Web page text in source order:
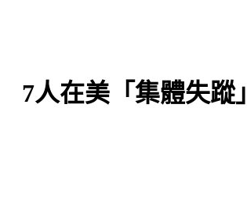
人在美「集體失蹤」